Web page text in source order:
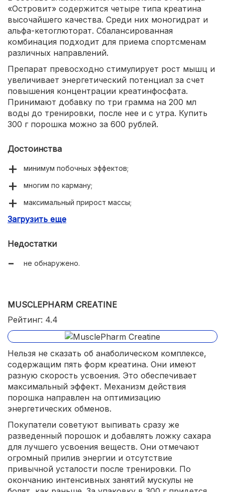
«Островит» содержится четыре типа креатина
высочайшего качества. Среди них моногидрат и
альфа-кетоглюторат. Сбалансированная
комбинация подходит для приема спортсменам
различных направлений.
Препарат превосходно стимулирует рост мышц и
увеличивает энергетический потенциал за счет
повышения концентрации креатинфосфата.
Принимают добавку по три грамма на 200 мл
воды до тренировки, после нее и с утра. Купить
300 г порошка можно за 600 рублей.
Достоинства
минимум побочных эффектов;
многим по карману;
максимальный прирост массы;
заметное увеличение показателей в спорте.
Загрузить еще
Недостатки
не обнаружено.
MUSCLEPHARM CREATINE
Рейтинг: 4.4
Нельзя не сказать об анаболическом комплексе,
содержащим пять форм креатина. Они имеют
разную скорость усвоения. Это обеспечивает
максимальный эффект. Механизм действия
порошка направлен на оптимизацию
энергетических обменов.
Покупатели советуют выпивать сразу же
разведенный порошок и добавлять ложку сахара
для лучшего усвоения веществ. Они отмечают
огромный прилив энергии и отсутствие
привычной усталости после тренировки. По
окончанию интенсивных занятий мускулы не